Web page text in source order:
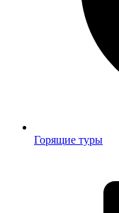
Горящие туры